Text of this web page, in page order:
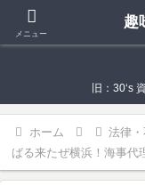
趣
旧：30‘s
ホーム 法律
ばる来たぜ横浜！海事代
メニュー
趣